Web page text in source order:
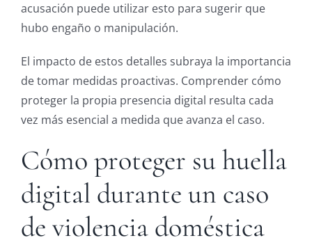
acusación puede utilizar esto para sugerir que
hubo engaño o manipulación.
El impacto de estos detalles subraya la importancia
de tomar medidas proactivas. Comprender cómo
proteger la propia presencia digital resulta cada
vez más esencial a medida que avanza el caso.
Cómo proteger su huella
digital durante un caso
de violencia doméstica